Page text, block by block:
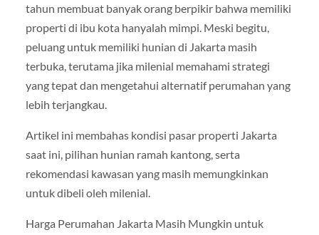
tahun membuat banyak orang berpikir bahwa memiliki
properti di ibu kota hanyalah mimpi. Meski begitu,
peluang untuk memiliki hunian di Jakarta masih
terbuka, terutama jika milenial memahami strategi
yang tepat dan mengetahui alternatif perumahan yang
lebih terjangkau.
Artikel ini membahas kondisi pasar properti Jakarta
saat ini, pilihan hunian ramah kantong, serta
rekomendasi kawasan yang masih memungkinkan
untuk dibeli oleh milenial.
Harga Perumahan Jakarta Masih Mungkin untuk